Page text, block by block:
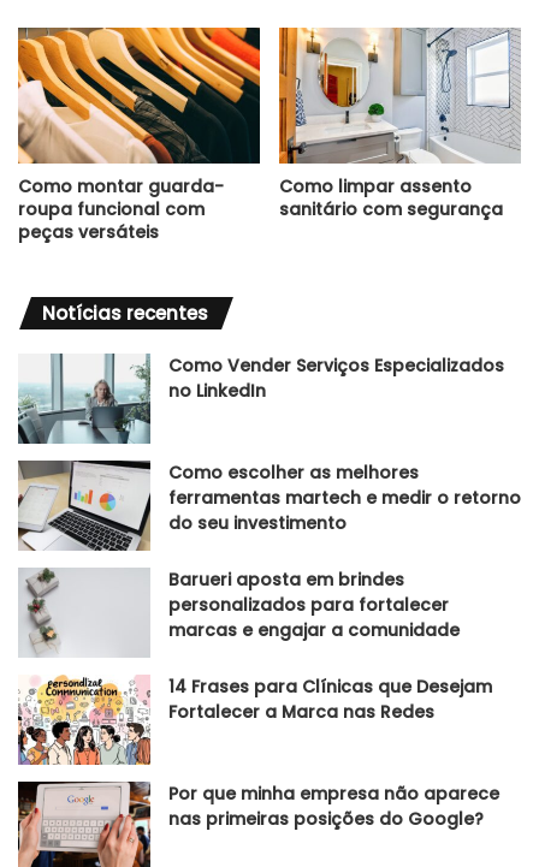
Como montar guarda-
roupa funcional com
peças versáteis
Como limpar assento
sanitário com segurança
Notícias recentes
Como Vender Serviços Especializados
no LinkedIn
Como escolher as melhores
ferramentas martech e medir o retorno
do seu investimento
Barueri aposta em brindes
personalizados para fortalecer
marcas e engajar a comunidade
14 Frases para Clínicas que Desejam
Fortalecer a Marca nas Redes
Por que minha empresa não aparece
nas primeiras posições do Google?